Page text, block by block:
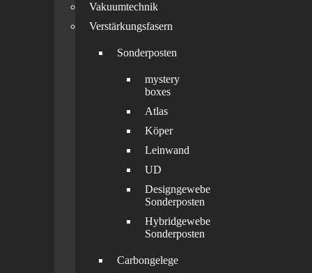
Vakuumtechnik
Verstärkungsfasern
Sonderposten
mystery
boxes
Atlas
Köper
Leinwand
UD
Designgewebe
Sonderposten
Hybridgewebe
Sonderposten
Carbongelege